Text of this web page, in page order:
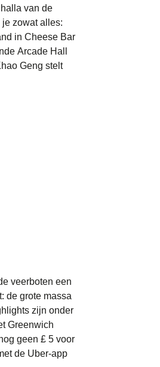
van de
zowat alles:
in Cheese Bar
Arcade Hall
Geng stelt
veerboten een
de grote massa
zijn onder
Greenwich
geen £ 5 voor
de Uber-app